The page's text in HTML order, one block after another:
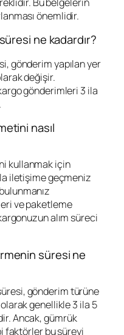
önemlidir.
ne kadardır?
gönderim yapılan yer
değişir.
gönderimleri 3 ila
nasıl
kullanmak için
iletişime geçmeniz
ve paketleme
alım süreci
süresi ne
gönderim türüne
olarak genellikle 3 ila 5
Ancak, gümrük
faktörler bu süreyi